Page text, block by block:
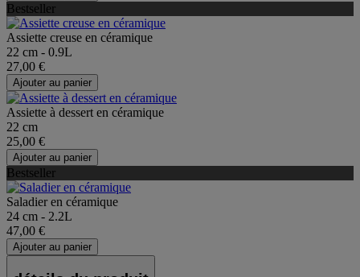
Bestseller
Assiette creuse en céramique
22 cm - 0.9L
27,00 €
Ajouter au panier
Assiette à dessert en céramique
22 cm
25,00 €
Ajouter au panier
Bestseller
Saladier en céramique
24 cm - 2.2L
47,00 €
Ajouter au panier